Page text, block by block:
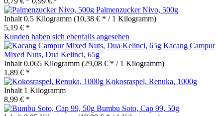
Palmenzucker Nivo, 500g
Inhalt 0.5 Kilogramm (10,38 € * / 1 Kilogramm)
5,19 € *
Kunden haben sich ebenfalls angesehen
Kacang Campur
Mixed Nuts, Dua Kelinci, 65g
Inhalt 0.065 Kilogramm (29,08 € * / 1 Kilogramm)
1,89 € *
Kokosraspel, Renuka, 1000g
Inhalt 1 Kilogramm
8,99 € *
Bumbu Soto, Cap 99, 50g